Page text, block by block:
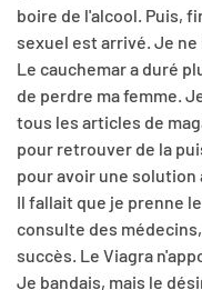
boire de l'alcool. Puis,
sexuel est arrivé. Je ne
Le cauchemar a duré
de perdre ma femme.
tous les articles de
pour retrouver de la
pour avoir une solution
Il fallait que je prenne
consulte des
succès. Le Viagra
Je bandais, mais le